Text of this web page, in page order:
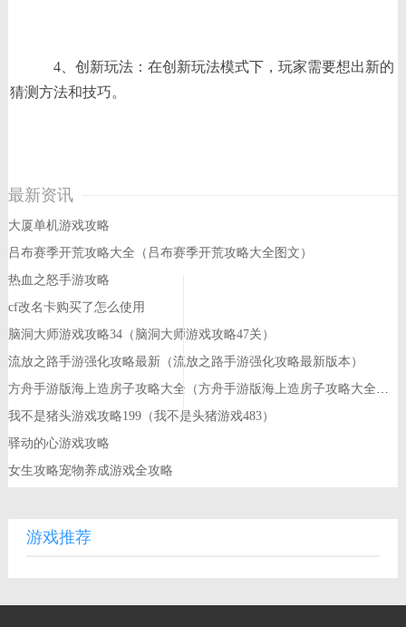
4、创新玩法：在创新玩法模式下，玩家需要想出新的
猜测方法和技巧。
最新资讯
大厦单机游戏攻略
吕布赛季开荒攻略大全（吕布赛季开荒攻略大全图文）
热血之怒手游攻略
cf改名卡购买了怎么使用
脑洞大师游戏攻略34（脑洞大师游戏攻略47关）
流放之路手游强化攻略最新（流放之路手游强化攻略最新版本）
方舟手游版海上造房子攻略大全（方舟手游版海上造房子攻略大全图文）
我不是猪头游戏攻略199（我不是头猪游戏483）
驿动的心游戏攻略
女生攻略宠物养成游戏全攻略
游戏推荐